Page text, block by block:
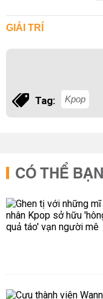
GIẢI TRÍ
Tag: Kpop
CÓ THỂ